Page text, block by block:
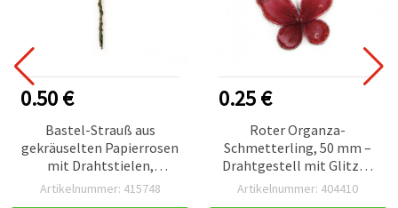
0.50 €
Bastel-Strauß aus
gekräuselten Papierrosen
mit Drahtstielen,
weiß/rot, 25×70 mm – 6
Artikelnummer: 415748
0.25 €
Roter Organza-
Schmetterling, 50 mm –
Drahtgestell mit Glitzer,
silberfarbene
Artikelnummer: 404410